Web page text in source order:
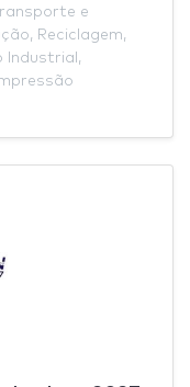
e
, Reciclagem,
Industrial ,